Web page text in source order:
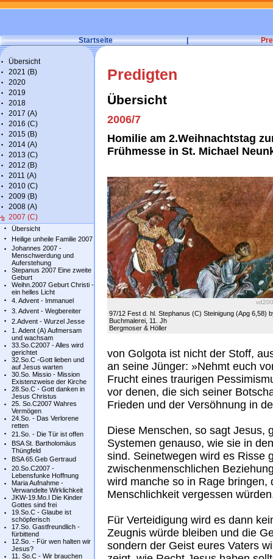
Startseite |
Übersicht
2021 (B)
2020
2019
2018
2017 (A)
2016 (C)
2015 (B)
2014 (A)
2013 (C)
2012 (B)
2011 (A)
2010 (C)
2009 (B)
2008 (A)
2007 (C)
Übersicht
Heilige unheile Familie 2007
Johannes 2007 -
Menschwerdung und
Auferstehung
Stepanus 2007 Eine zweite
Geburt
Weihn.2007 Geburt Christi -
ein helles Licht
4. Advent - Immanuel
3. Advent - Wegbereiter
2.Advent - Wurzel Jesse
1. Adent (A) Aufmersam
und wachsam
33.So.C2007 - Alles wird
gerichtet
32.So.C -Gott lieben und
auf Jesus warten
30.So. Missio - Mission
Existenzweise der Kirche
28.So.C - Gott danken in
Jesus Christus
25. So.C2007 Wahres
Vermögen
24.So. - Das Verlorene
retten
21.So. - Die Tür ist offen
BSA St. Bartholomäus
Thüngfeld
BSA 65.Geb Gertraud
20.So.C2007 -
Lebensfunke Hoffnung
Maria Aufnahme -
Verwandelte Wirklichkeit
JKW-19.Mo.I Die Kinder
Gottes sind frei
19.So.C - Glaube ist
schöpferisch
17.So. Gastfreundlich -
fürbittend
12.So. - Für wen halten wir
Jesus?
11. So.C - Wir brauchen
Predigten
Übersicht
2006/7
Homilie am 2.Weihnachtstag
Frühmesse in St. Michael
97/12 Fest d. hl. Stephanus (C) Steinigung (Apg 6,58)
Buchmalerei, 11. Jh
Bergmoser & Höller
von Golgota ist nicht der Stoff,
an seine Jünger: »Nehmt euch
Frucht eines traurigen
vor denen, die sich seiner
Frieden und der Versöhnung in
Diese Menschen, so sagt Jesus,
Systemen genauso, wie sie in
sind. Seinetwegen wird es Risse
zwischenmenschlichen
wird manche so in Rage
Menschlichkeit vergessen
Für Verteidigung wird es dann
Zeugnis würde bleiben und die
sondern der Geist eures Vaters